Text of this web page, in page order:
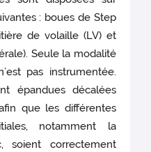
: boues de Step
de volaille (LV) et
Seule la modalité
pas instrumentée.
épandues décalées
que les différentes
notamment la
soient correctement